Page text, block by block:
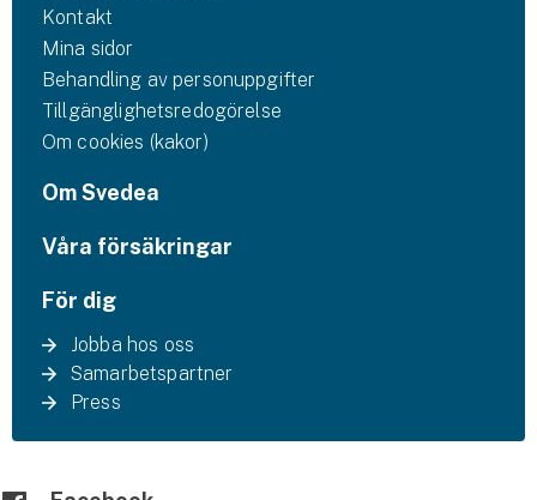
Kontakt
Mina sidor
Behandling av personuppgifter
Tillgänglighetsredogörelse
Om cookies (kakor)
Om Svedea
Våra försäkringar
För dig
Jobba hos oss
Samarbetspartner
Press